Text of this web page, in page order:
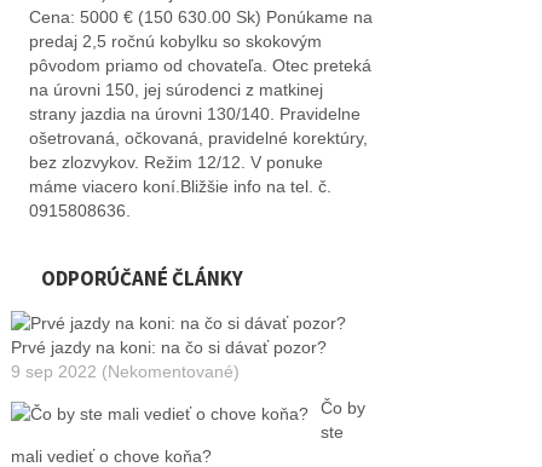
Cena: 5000 € (150 630.00 Sk) Ponúkame na
predaj 2,5 ročnú kobylku so skokovým
pôvodom priamo od chovateľa. Otec preteká
na úrovni 150, jej súrodenci z matkinej
strany jazdia na úrovni 130/140. Pravidelne
ošetrovaná, očkovaná, pravidelné korektúry,
bez zlozvykov. Režim 12/12. V ponuke
máme viacero koní.Bližšie info na tel. č.
0915808636.
ODPORÚČANÉ ČLÁNKY
Prvé jazdy na koni: na čo si dávať pozor?
9 sep 2022 (Nekomentované)
Čo by
ste
mali vedieť o chove koňa?